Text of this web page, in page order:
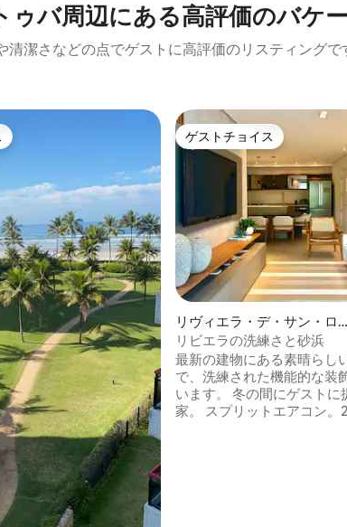
ゥバ⁠周⁠辺⁠に⁠あ⁠る高⁠評⁠価⁠のバ⁠ケ⁠
清潔さなどの点でゲストに高評価のリスティングで
星の平均評価
ゲストチョイス
ゲストチョイス
リヴィエラ・デ・サン・ロウ
レンソのコンドミニアム
リビエラの洗練さと砂浜
最新の建物にある素晴らし
で、洗練された機能的な装
います。 冬の間にゲストに
家。 スプリットエアコン。